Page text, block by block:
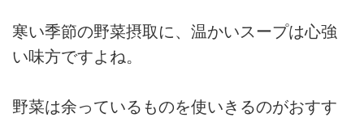
寒い季節の野菜摂取に、温かいスープは心強
い味方ですよね。
野菜は余っているものを使いきるのがおすす